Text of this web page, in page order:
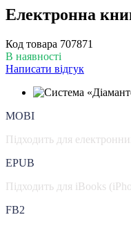
Електронна
Код товара 707871
В наявності
Написати відгук
MOBI
Підходить для
EPUB
Підходить для iBooks
FB2